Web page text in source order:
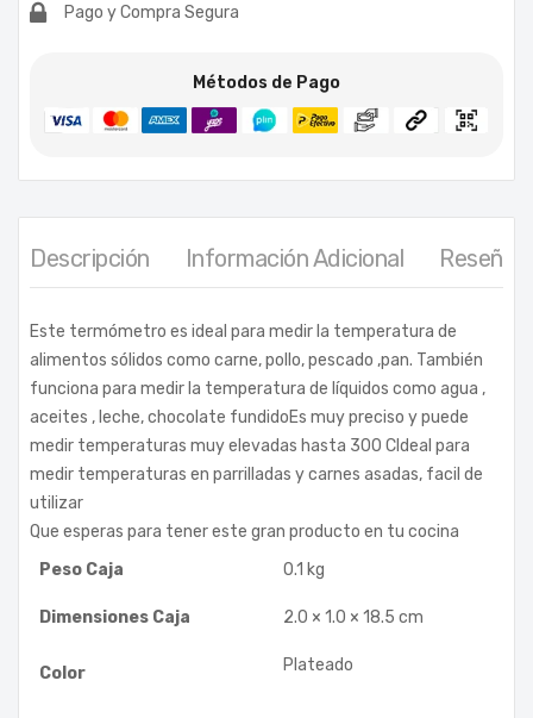
Pago y Compra Segura
Métodos de Pago
Descripción Información Adicional Reseñas
Este termómetro es ideal para medir la temperatura de
alimentos sólidos como carne, pollo, pescado ,pan. También
funciona para medir la temperatura de líquidos como agua ,
aceites , leche, chocolate fundidoEs muy preciso y puede
medir temperaturas muy elevadas hasta 300 CIdeal para
medir temperaturas en parrilladas y carnes asadas, facil de
utilizar
Que esperas para tener este gran producto en tu cocina
Peso Caja
0.1 kg
Dimensiones Caja 2.0 × 1.0 × 18.5 cm
Color Plateado